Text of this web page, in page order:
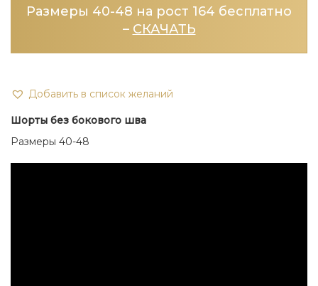
Размеры 40-48 на рост 164 бесплатно
– СКАЧАТЬ
Добавить в список желаний
Шорты без бокового шва
Размеры 40-48